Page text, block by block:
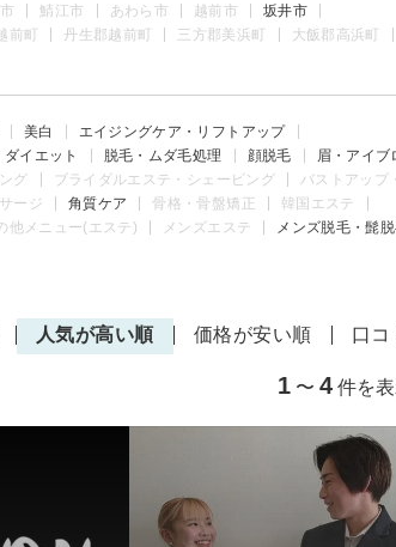
鯖江市 あわら市 越前市
坂井市
前町 丹生郡越前町 三方郡美浜町
大飯郡高浜町
美白
エイジングケア・リフトアップ
イエット 脱毛・ムダ毛処理 顔脱毛
眉・アイブ
グ ブライダルエステ・シェービング
バストアップ
ージ 角質ケア 骨格・骨盤矯正
韓国エステ
他メニュー(エステ) メンズエステ
メンズ脱毛・髭
人気が高い順 価格が安い順 口コ
1 〜 4 件を